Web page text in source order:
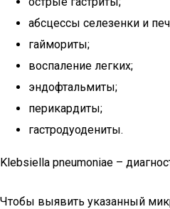
абсцессы селезенки и
гаймориты;
воспаление легких;
эндофтальмиты;
перикардиты;
гастродуодениты.
Klebsiella pneumoniae –
Чтобы выявить указанный